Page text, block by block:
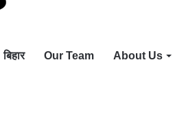
बिहार Our Team About Us